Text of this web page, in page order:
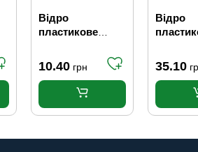
Відро
пластикове
10.40 грн
Відро
35.10